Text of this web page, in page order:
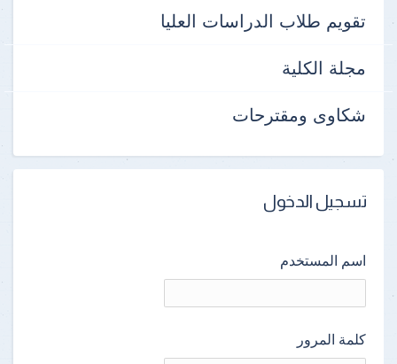
تقويم طلاب الدراسات العليا
مجلة الكلية
شكاوى ومقترحات
تسجيل الدخول
اسم المستخدم
كلمة المرور